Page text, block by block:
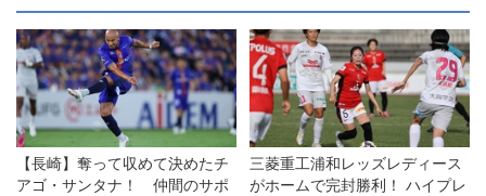
【長崎】奪って収めて決めたチ
アゴ・サンタナ！ 仲間のサポ
三菱重工浦和レッズレディース
がホームで完封勝利！ ハイプレ